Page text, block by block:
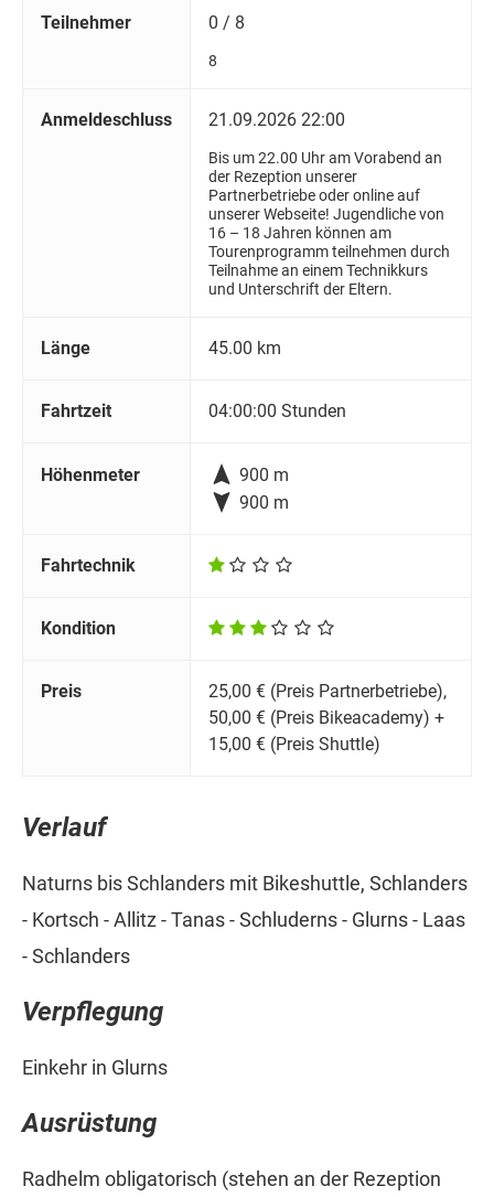
Teilnehmer 0 / 8
8
Anmeldeschluss 21.09.2026 22:00
Bis um 22.00 Uhr am Vorabend an
der Rezeption unserer
Partnerbetriebe oder online auf
unserer Webseite! Jugendliche von
16 – 18 Jahren können am
Tourenprogramm teilnehmen durch
Teilnahme an einem Technikkurs
und Unterschrift der Eltern.
Länge 45.00 km
Fahrtzeit 04:00:00 Stunden
Höhenmeter  900 m
 900 m
Fahrtechnik
Kondition
Preis
25,00 € (Preis Partnerbetriebe),
50,00 € (Preis Bikeacademy) +
15,00 € (Preis Shuttle)
Verlauf
Naturns bis Schlanders mit Bikeshuttle, Schlanders
- Kortsch - Allitz - Tanas - Schluderns - Glurns - Laas
- Schlanders
Verpflegung
Einkehr in Glurns
Ausrüstung
Radhelm obligatorisch (stehen an der Rezeption